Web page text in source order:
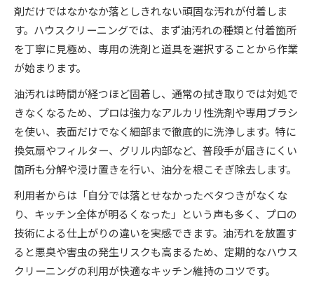
剤だけではなかなか落としきれない頑固な汚れが付着しま
す。ハウスクリーニングでは、まず油汚れの種類と付着箇所
を丁寧に見極め、専用の洗剤と道具を選択することから作業
が始まります。
油汚れは時間が経つほど固着し、通常の拭き取りでは対処で
きなくなるため、プロは強力なアルカリ性洗剤や専用ブラシ
を使い、表面だけでなく細部まで徹底的に洗浄します。特に
換気扇やフィルター、グリル内部など、普段手が届きにくい
箇所も分解や浸け置きを行い、油分を根こそぎ除去します。
利用者からは「自分では落とせなかったベタつきがなくな
り、キッチン全体が明るくなった」という声も多く、プロの
技術による仕上がりの違いを実感できます。油汚れを放置す
ると悪臭や害虫の発生リスクも高まるため、定期的なハウス
クリーニングの利用が快適なキッチン維持のコツです。